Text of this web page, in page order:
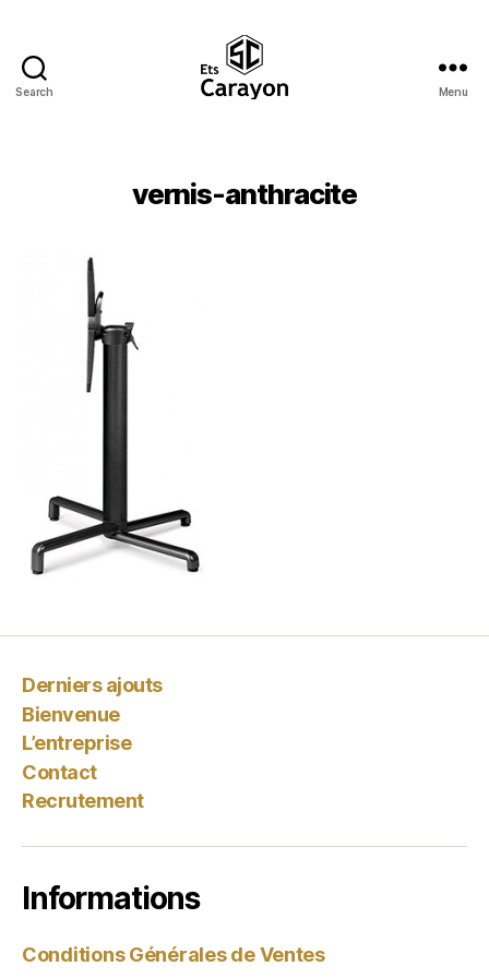
Search Menu
vernis-anthracite
Derniers ajouts
Bienvenue
L’entreprise
Contact
Recrutement
Informations
Conditions Générales de Ventes